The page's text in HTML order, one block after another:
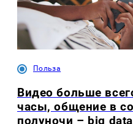
Польза
Видео больше
часы, общение в
полуночи – big